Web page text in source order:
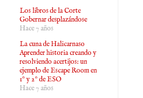
Los libros de la Corte
Gobernar desplazándose
Hace 7 años
La cuna de Halicarnaso
Aprender historia creando y
resolviendo acertijos: un
ejemplo de Escape Room en
1º y 2º de ESO
Hace 7 años